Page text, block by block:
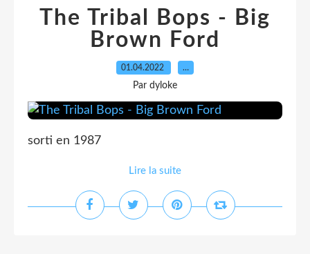
The Tribal Bops - Big
Brown Ford
01.04.2022 …
Par dyloke
sorti en 1987
Lire la suite